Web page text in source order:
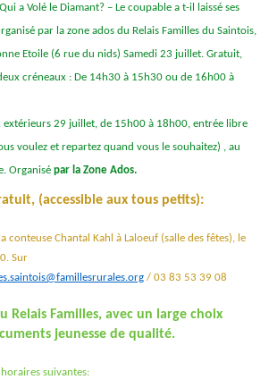
a Volé le Diamant? – Le coupable a t-il laissé ses
par la zone ados du Relais Familles du Saintois,
Etoile (6 rue du nids) Samedi 23 juillet. Gratuit,
créneaux : De 14h30 à 15h30 ou de 16h00 à
extérieurs 29 juillet, de 15h00 à 18h00, entrée libre
voulez et repartez quand vous le souhaitez) , au
Organisé par la Zone Ados.
(accessible aux tous petits):
conteuse Chantal Kahl à Laloeuf (salle des fêtes), le
Sur
/ 03 83 53 39 08
Relais Familles, avec un large choix
jeunesse de qualité.
suivantes: